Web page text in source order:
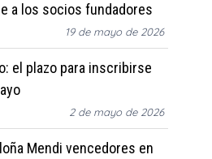
a los socios fundadores
19 de mayo de 2026
el plazo para inscribirse
2 de mayo de 2026
Mendi vencedores en